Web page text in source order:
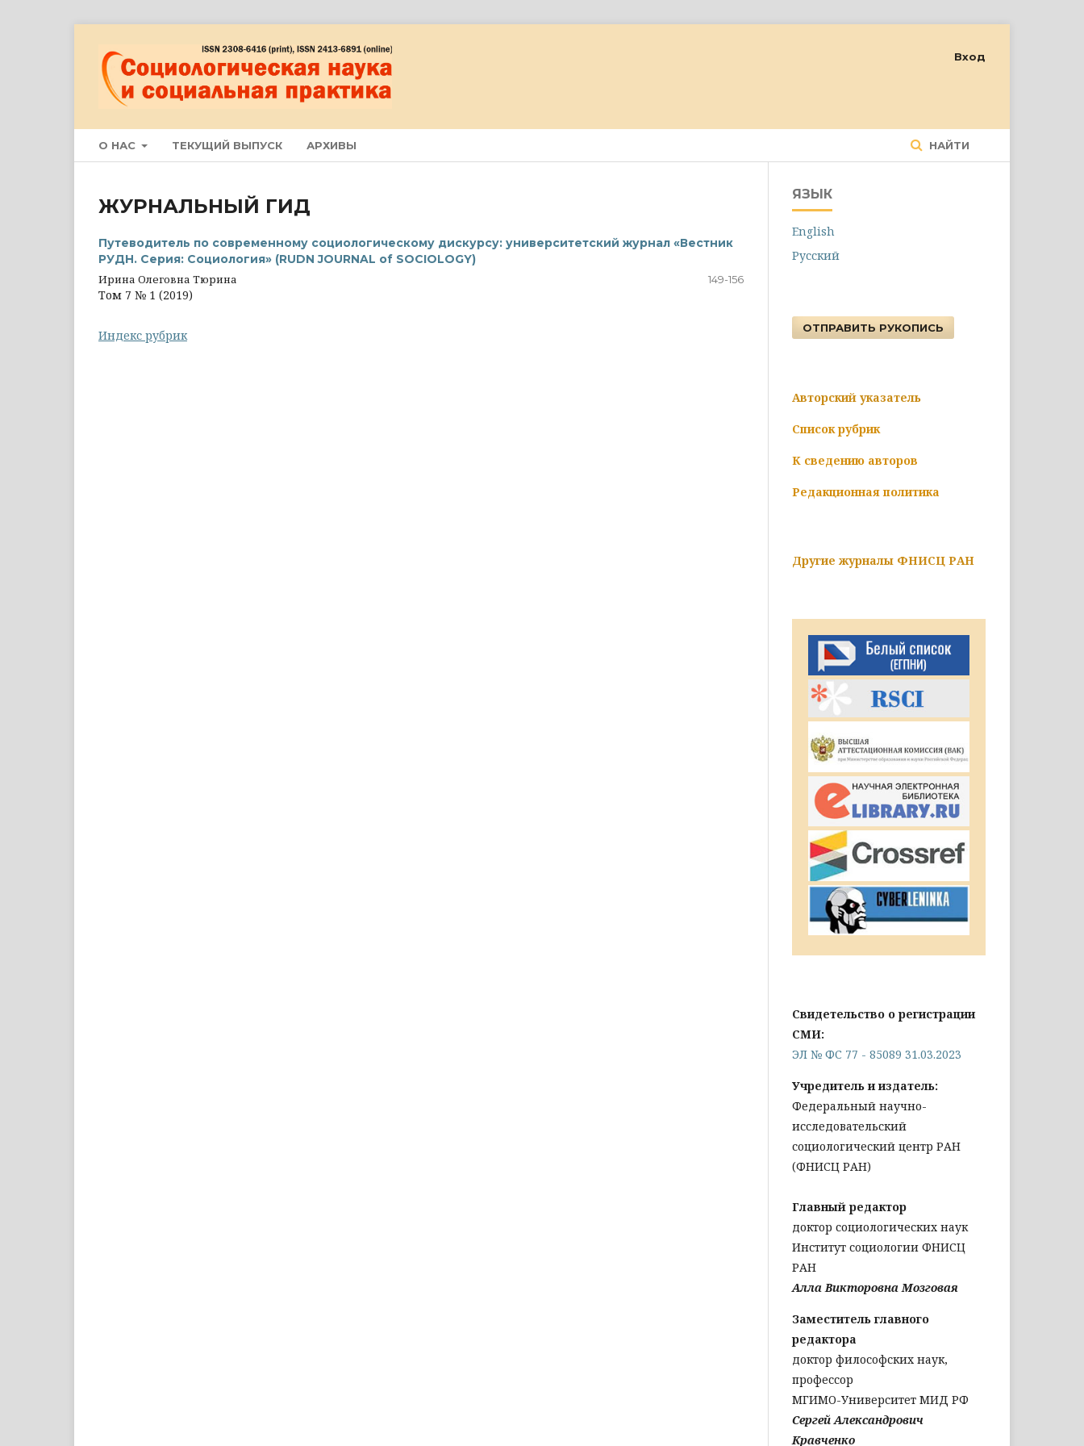
О НАС ТЕКУЩИЙ ВЫПУСК АРХИВЫ НАЙТИ
Вход
ЖУРНАЛЬНЫЙ ГИД
Путеводитель по современному социологическому дискурсу: университетский журнал «Вестник
РУДН. Серия: Социология» (RUDN JOURNAL of SOCIOLOGY)
Ирина Олеговна Тюрина
149-156
Том 7 № 1 (2019)
Индекс рубрик
ЯЗЫК
English
Русский
ОТПРАВИТЬ РУКОПИСЬ
Авторский указатель
Список рубрик
К сведению авторов
Редакционная политика
Другие журналы ФНИСЦ РАН
Свидетельство о регистрации
СМИ:
ЭЛ № ФС 77 - 85089 31.03.2023
Учредитель и издатель:
Федеральный научно-
исследовательский
социологический центр РАН
(ФНИСЦ РАН)
Главный редактор
доктор социологических наук
Институт социологии ФНИСЦ
РАН
Алла Викторовна Мозговая
Заместитель главного
редактора
доктор философских наук,
профессор
МГИМО-Университет МИД РФ
Сергей Александрович
Кравченко